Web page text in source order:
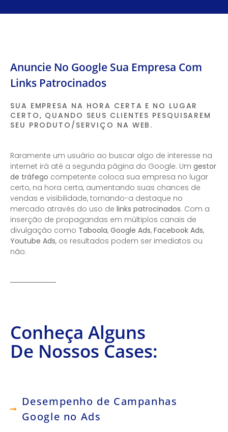
Anuncie No Google Sua Empresa Com
Links Patrocinados
SUA EMPRESA NA HORA CERTA E NO LUGAR
CERTO, QUANDO SEUS CLIENTES PESQUISAREM
SEU PRODUTO/SERVIÇO NA WEB.
Raramente um usuário ao buscar algo de interesse na
internet irá até a segunda página do Google. Um gestor
de tráfego competente coloca sua empresa no lugar
certo, na hora certa, aumentando suas chances de
vendas e visibilidade, tornando-a destaque no
mercado através do uso de links patrocinados. Com a
inserção de propagandas em múltiplos canais de
divulgação como Taboola, Google Ads, Facebook Ads,
Youtube Ads, os resultados podem ser imediatos ou
não.
Conheça Alguns
De Nossos Cases:
Desempenho de Campanhas
Google no Ads